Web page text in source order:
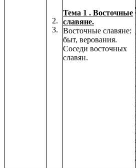
2.
3.
Тема 1 . Восточные
славяне.
Восточные славяне:
быт, верования.
Соседи восточных
славян.